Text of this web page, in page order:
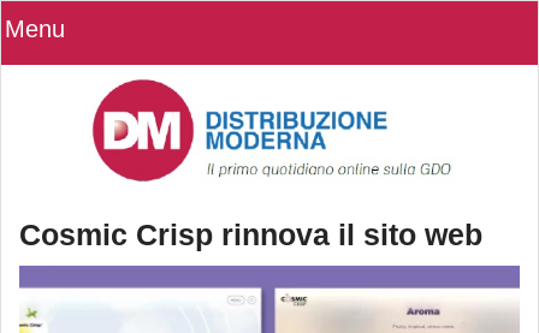
Menu
Cosmic Crisp rinnova il sito web